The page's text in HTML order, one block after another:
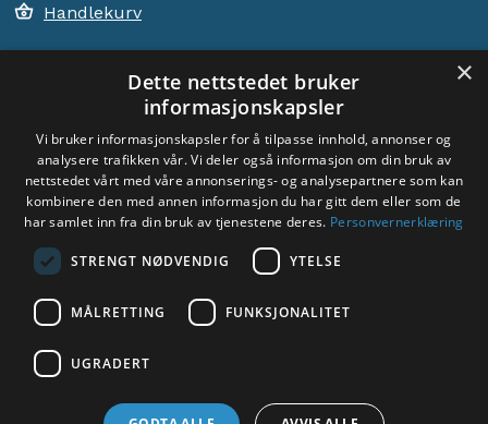
Handlekurv
ACEM VERDEN OVER
VELG LAND
Dyade
×
Dette nettstedet bruker
informasjonskapsler
Vi bruker informasjonskapsler for å tilpasse innhold, annonser og
analysere trafikken vår. Vi deler også informasjon om din bruk av
nettstedet vårt med våre annonserings- og analysepartnere som kan
kombinere den med annen informasjon du har gitt dem eller som de
har samlet inn fra din bruk av tjenestene deres. Personvernerklæring
STRENGT NØDVENDIG YTELSE
MÅLRETTING FUNKSJONALITET
UGRADERT